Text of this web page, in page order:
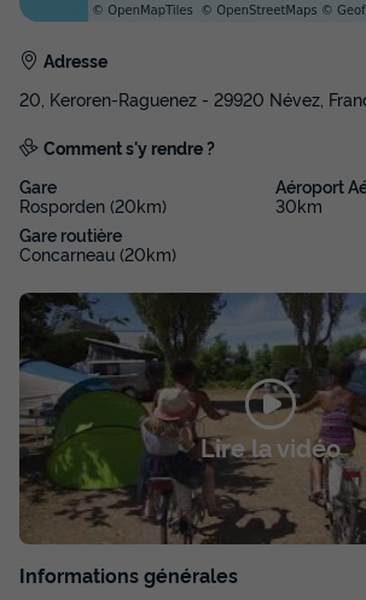
4
Cafetière
Micro-ondes
MOBILHOME 4 personnes - Mobilhome
ELSTAR - 2 chambres - SAMEDI
du06/09/2026
Meilleur prix pour 7 nuits
Modifier les dates
Prix de
Voir les disponibilités
Adresse
20, Keroren-Raguenez - 29920 Névez,
Comment s'y rendre ?
Gare
Rosporden (20km)
Aéroport
30km
Gare routière
Concarneau (20km)
Lire la vidéo
Informations générales